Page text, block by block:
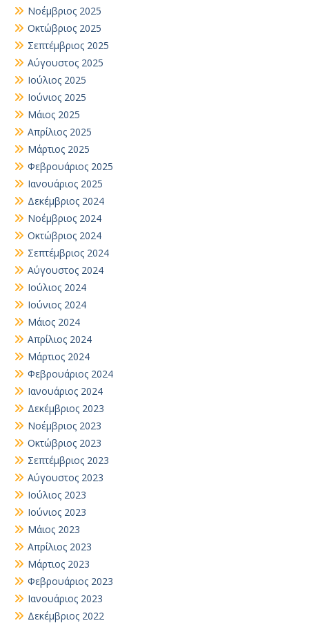
Νοέμβριος 2025
Οκτώβριος 2025
Σεπτέμβριος 2025
Αύγουστος 2025
Ιούλιος 2025
Ιούνιος 2025
Μάιος 2025
Απρίλιος 2025
Μάρτιος 2025
Φεβρουάριος 2025
Ιανουάριος 2025
Δεκέμβριος 2024
Νοέμβριος 2024
Οκτώβριος 2024
Σεπτέμβριος 2024
Αύγουστος 2024
Ιούλιος 2024
Ιούνιος 2024
Μάιος 2024
Απρίλιος 2024
Μάρτιος 2024
Φεβρουάριος 2024
Ιανουάριος 2024
Δεκέμβριος 2023
Νοέμβριος 2023
Οκτώβριος 2023
Σεπτέμβριος 2023
Αύγουστος 2023
Ιούλιος 2023
Ιούνιος 2023
Μάιος 2023
Απρίλιος 2023
Μάρτιος 2023
Φεβρουάριος 2023
Ιανουάριος 2023
Δεκέμβριος 2022